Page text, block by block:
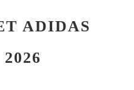
ADIDAS